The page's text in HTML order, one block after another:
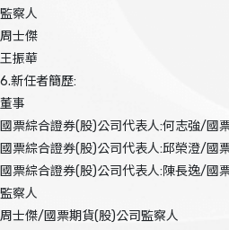
監察人
周士傑
王振華
6.新任者簡歷:
董事
國票綜合證券(股)公司代表人:何志強/國
國票綜合證券(股)公司代表人:邱榮澄/國
國票綜合證券(股)公司代表人:陳長逸/國
監察人
周士傑/國票期貨(股)公司監察人